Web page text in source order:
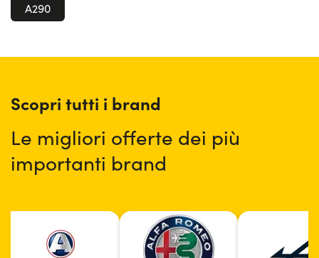
A290
Scopri tutti i brand
Le migliori offerte dei più
importanti brand